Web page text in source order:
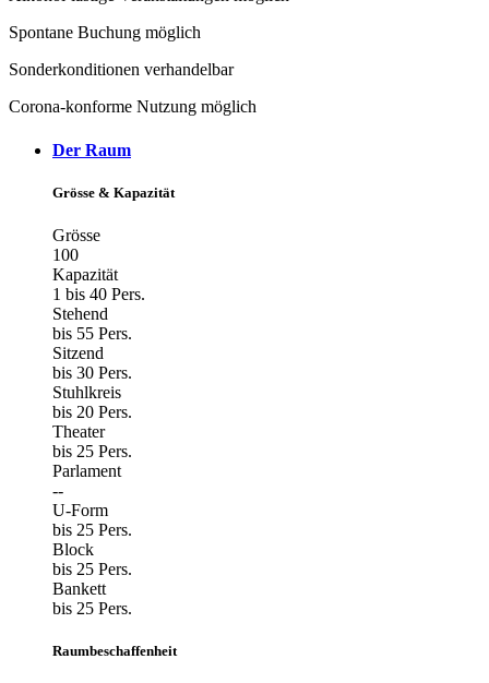
Spontane Buchung möglich
Sonderkonditionen verhandelbar
Corona-konforme Nutzung möglich
Der Raum
Grösse & Kapazität
Grösse
100
Kapazität
1 bis 40 Pers.
Stehend
bis 55 Pers.
Sitzend
bis 30 Pers.
Stuhlkreis
bis 20 Pers.
Theater
bis 25 Pers.
Parlament
--
U-Form
bis 25 Pers.
Block
bis 25 Pers.
Bankett
bis 25 Pers.
Raumbeschaffenheit